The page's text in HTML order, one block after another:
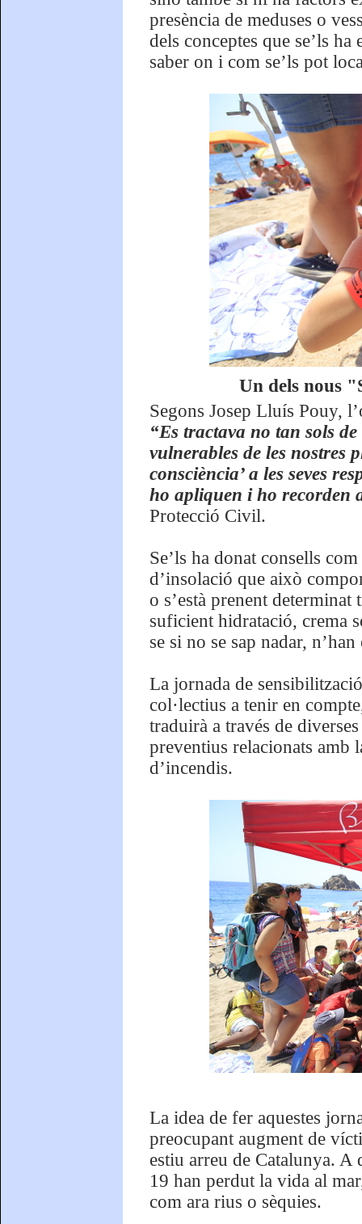
presència de meduses o
dels conceptes que se’ls
saber on i com se’ls pot
Un dels nous
Segons Josep Lluís Pouy,
“Es tractava no tan sols
vulnerables de les nostres
consciència’ a les seves
ho apliquen i ho recorden
Protecció Civil.
Se’ls ha donat consells
d’insolació que això
o s’està prenent
suficient hidratació, crema
se si no se sap nadar, n’han
La jornada de
col·lectius a tenir en
traduirà a través de
preventius relacionats amb
d’incendis.
La idea de fer aquestes
preocupant augment de
estiu arreu de Catalunya. A
19 han perdut la vida al
com ara rius o sèquies.